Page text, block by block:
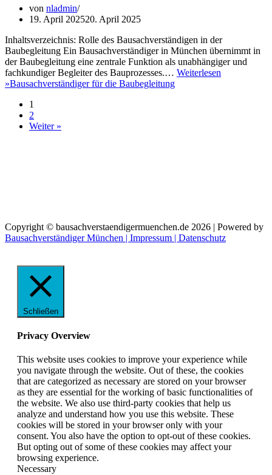
von nladmin
19. April 202520. April 2025
Inhaltsverzeichnis: Rolle des Bausachverständigen in der
Baubegleitung Ein Bausachverständiger in München übernimmt in
der Baubegleitung eine zentrale Funktion als unabhängiger und
fachkundiger Begleiter des Bauprozesses.… Weiterlesen
»Bausachverständiger für die Baubegleitung
1
2
Weiter »
Copyright © bausachverstaendigermuenchen.de 2026 | Powered by
Bausachverständiger München | Impressum | Datenschutz
Schließen
Privacy Overview
This website uses cookies to improve your experience while
you navigate through the website. Out of these, the cookies
that are categorized as necessary are stored on your browser
as they are essential for the working of basic functionalities of
the website. We also use third-party cookies that help us
analyze and understand how you use this website. These
cookies will be stored in your browser only with your
consent. You also have the option to opt-out of these cookies.
But opting out of some of these cookies may affect your
browsing experience.
Necessary